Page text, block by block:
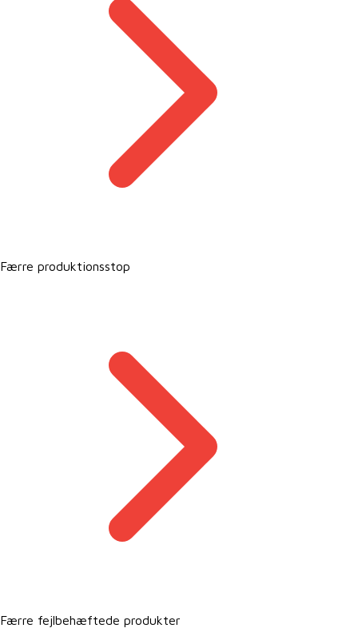
Færre produktionsstop
Færre fejlbehæftede produkter